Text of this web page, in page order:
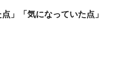
」「気になっていた点」